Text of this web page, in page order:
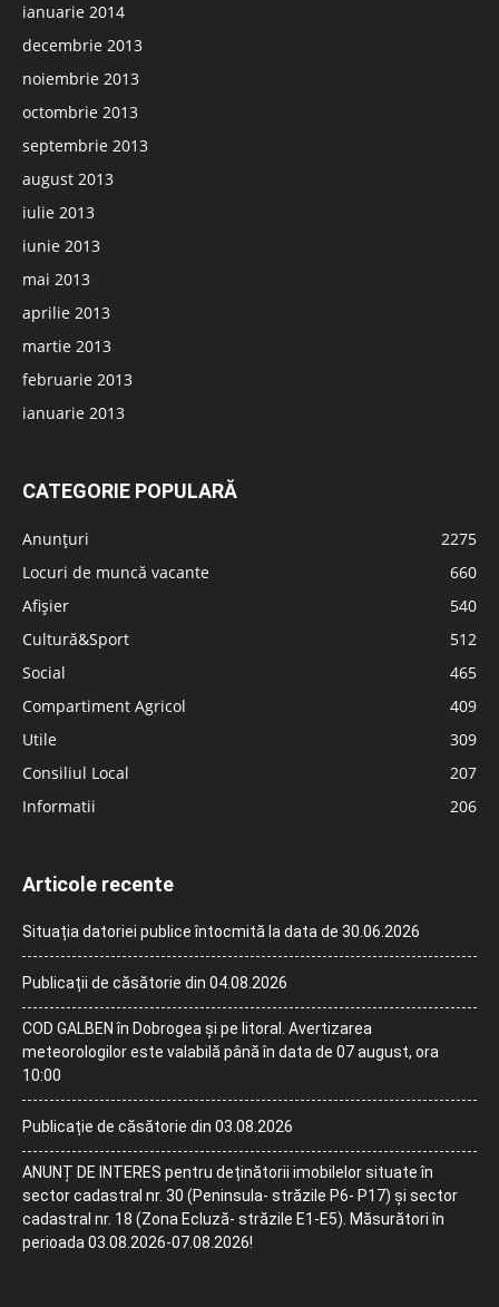
ianuarie 2014
decembrie 2013
noiembrie 2013
octombrie 2013
septembrie 2013
august 2013
iulie 2013
iunie 2013
mai 2013
aprilie 2013
martie 2013
februarie 2013
ianuarie 2013
CATEGORIE POPULARĂ
Anunțuri
2275
Locuri de muncă vacante
660
Afișier
540
Cultură&Sport
512
Social
465
Compartiment Agricol
409
Utile
309
Consiliul Local
207
Informatii
206
Articole recente
Situația datoriei publice întocmită la data de 30.06.2026
Publicații de căsătorie din 04.08.2026
COD GALBEN în Dobrogea și pe litoral. Avertizarea
meteorologilor este valabilă până în data de 07 august, ora
10:00
Publicație de căsătorie din 03.08.2026
ANUNȚ DE INTERES pentru deținătorii imobilelor situate în
sector cadastral nr. 30 (Peninsula- străzile P6- P17) și sector
cadastral nr. 18 (Zona Ecluză- străzile E1-E5). Măsurători în
perioada 03.08.2026-07.08.2026!